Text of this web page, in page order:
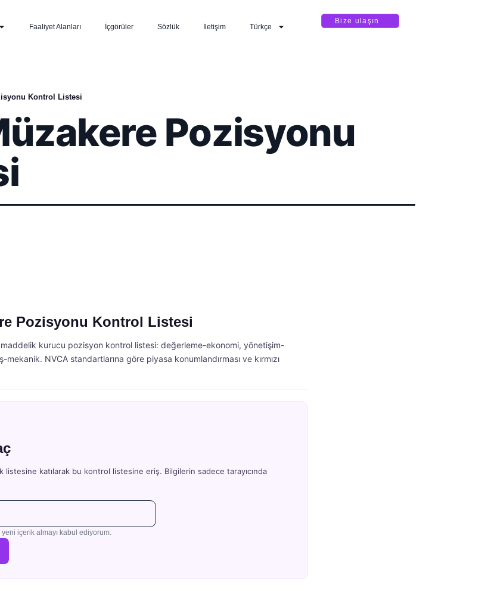
Faaliyet Alanları İçgörüler Sözlük İletişim Türkçe
Bize ulaşın
Kontrol Listesi
Pozisyonu
Pozisyonu Kontrol Listesi
kurucu pozisyon kontrol listesi: değerleme-ekonomi, yönetişim-
NVCA standartlarına göre piyasa konumlandırması ve kırmızı
listesine katılarak bu kontrol listesine eriş. Bilgilerin sadece tarayıcında
içerik almayı kabul ediyorum.